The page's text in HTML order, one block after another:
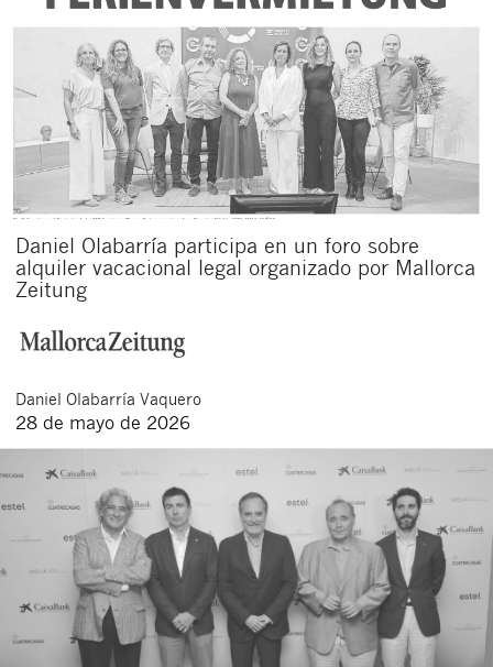
Daniel Olabarría participa en un foro sobre
alquiler vacacional legal organizado por Mallorca
Zeitung
Daniel Olabarría Vaquero
28 de mayo de 2026